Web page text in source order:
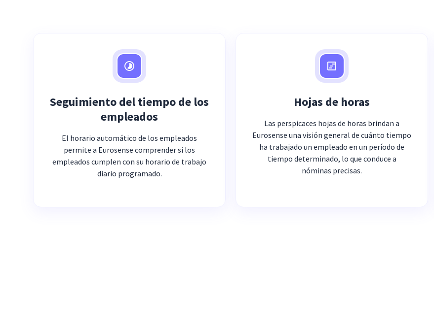
Seguimiento del tiempo de los
empleados
El horario automático de los empleados
permite a Eurosense comprender si los
empleados cumplen con su horario de trabajo
diario programado.
Hojas de horas
Las perspicaces hojas de horas brindan a
Eurosense una visión general de cuánto tiempo
ha trabajado un empleado en un período de
tiempo determinado, lo que conduce a
nóminas precisas.